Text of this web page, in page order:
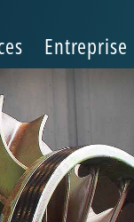
Entreprise